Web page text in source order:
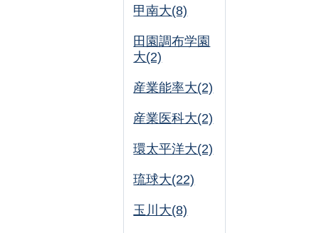
甲南大(8)
田園調布学園
大(2)
産業能率大(2)
産業医科大(2)
環太平洋大(2)
琉球大(22)
玉川大(8)